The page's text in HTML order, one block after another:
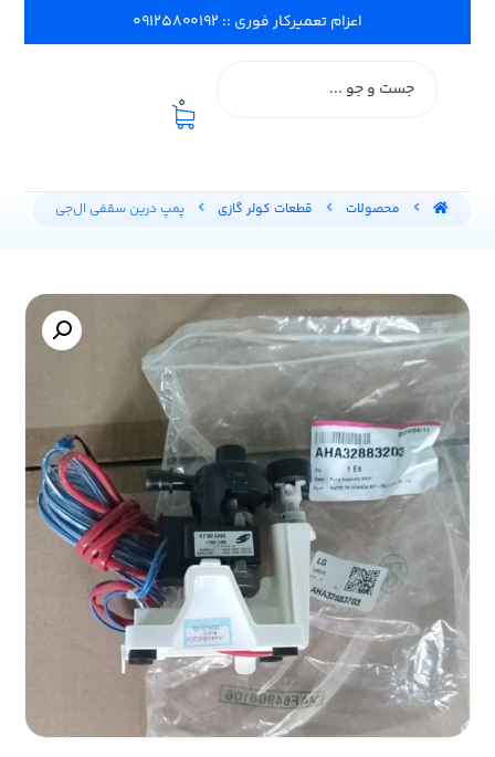
اعزام تعمیرکار فوری :: ۰۹۱۲۵۸۰۰۱۹۲
0
محصولات قطعات کولر گازی پمپ درین سقفی ال‌جی